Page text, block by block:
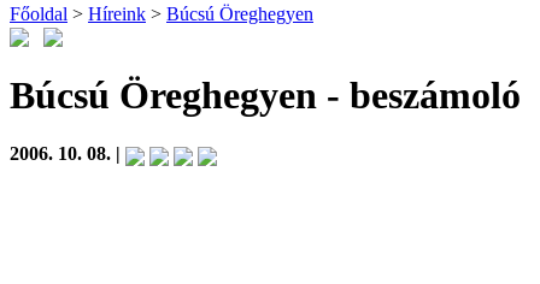
Főoldal > Híreink > Búcsú Öreghegyen
Búcsú Öreghegyen - beszámoló
2006. 10. 08. |